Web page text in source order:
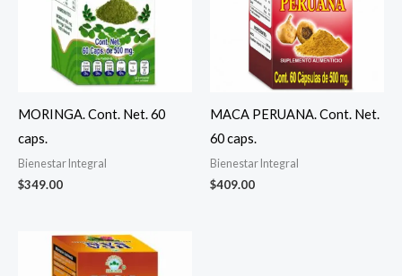
MORINGA. Cont. Net. 60
caps.
Bienestar Integral
$349.00
MACA PERUANA. Cont. Net.
60 caps.
Bienestar Integral
$409.00
El
precio
original
El
precio
actual